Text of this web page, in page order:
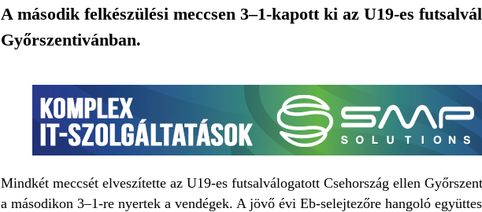
A második felkészülési meccsen 3–1-kapott ki az U19-es
Győrszentivánban.
Mindkét meccsét elveszítette az U19-es futsalválogatott Csehország ellen
a másodikon 3–1-re nyertek a vendégek. A jövő évi Eb-selejtezőre hangoló